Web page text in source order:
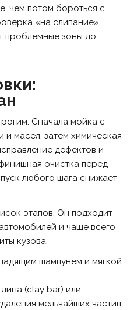
чем потом бороться с
«на слипание»
проблемные зоны до
Сначала мойка с
и масел, затем химическая
дефектов и
очистка перед
любого шага снижает
этапов. Он подходит
и чаще всего
кузова.
шампунем и мягкой
(clay bar) или
мельчайших частиц.